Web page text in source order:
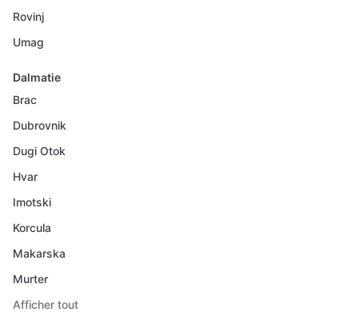
Rovinj
Umag
Dalmatie
Brac
Dubrovnik
Dugi Otok
Hvar
Imotski
Korcula
Makarska
Murter
Afficher tout